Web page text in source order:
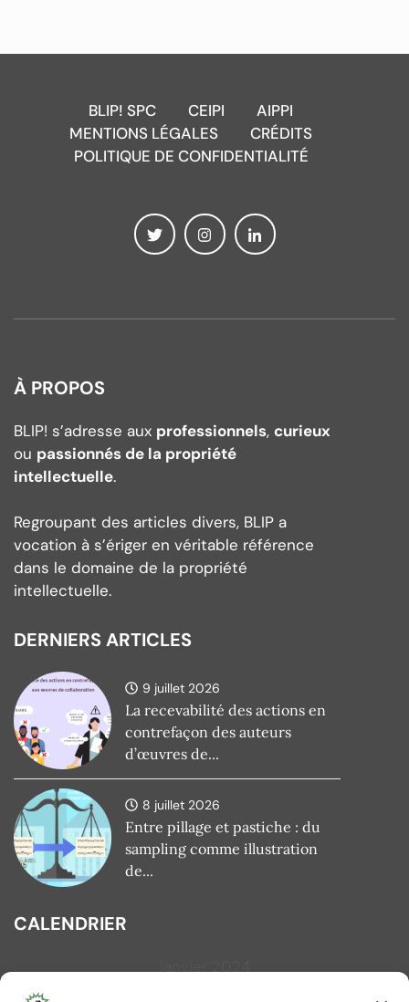
BLIP! SPC CEIPI
AIPPI
MENTIONS LÉGALES
CRÉDITS
POLITIQUE DE CONFIDENTIALITÉ
À PROPOS
BLIP! s’adresse aux professionnels, curieux
ou passionnés de la propriété
intellectuelle.
Regroupant des articles divers, BLIP a
vocation à s’ériger en véritable référence
dans le domaine de la propriété
intellectuelle.
DERNIERS ARTICLES
9 juillet 2026
La recevabilité des actions en
contrefaçon des auteurs
d’œuvres de...
8 juillet 2026
Entre pillage et pastiche : du
sampling comme illustration
de...
CALENDRIER
L